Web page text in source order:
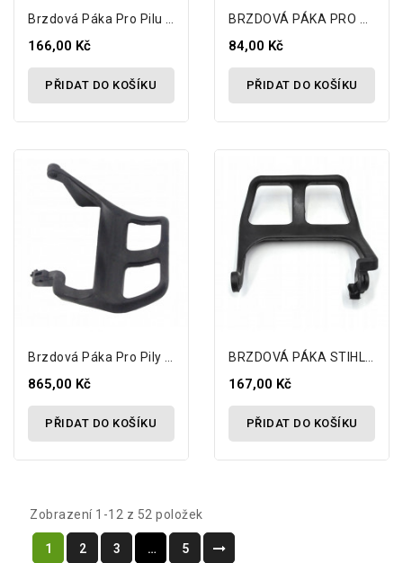
Brzdová Páka Pro Pilu STIHL MS 210 230 250
166,00 Kč
PŘIDAT DO KOŠÍKU
BRZDOVÁ PÁKA PRO PILY NAC STEEL EUROTEC
84,00 Kč
PŘIDAT DO KOŠÍKU
Brzdová Páka Pro Pily STIHL MS 290 310 390
865,00 Kč
PŘIDAT DO KOŠÍKU
BRZDOVÁ PÁKA STIHL 017 018 MS 170 C MS 180 C
167,00 Kč
PŘIDAT DO KOŠÍKU
Zobrazení 1-12 z 52 položek
1 2 3 … 5